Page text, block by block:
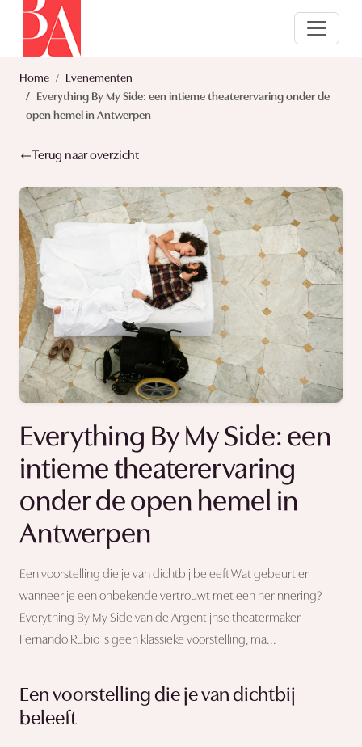
Home
Evenementen
Everything By My Side: een intieme theaterervaring onder de
open hemel in Antwerpen
Terug naar overzicht
Everything By My Side: een
intieme theaterervaring
onder de open hemel in
Antwerpen
Een voorstelling die je van dichtbij beleeft Wat gebeurt er
wanneer je een onbekende vertrouwt met een herinnering?
Everything By My Side van de Argentijnse theatermaker
Fernando Rubio is geen klassieke voorstelling, ma...
Een voorstelling die je van dichtbij
beleeft